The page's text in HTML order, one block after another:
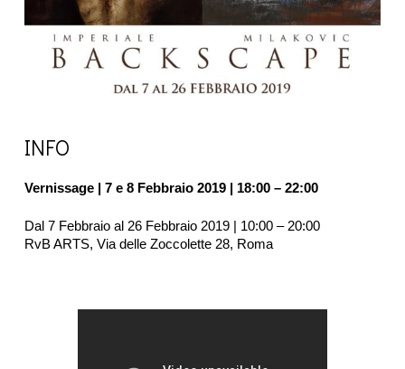
INFO
Vernissage | 7 e 8 Febbraio 2019 | 18:00 – 22:00
Dal 7 Febbraio al 26 Febbraio 2019 | 10:00 – 20:00
RvB ARTS, Via delle Zoccolette 28, Roma